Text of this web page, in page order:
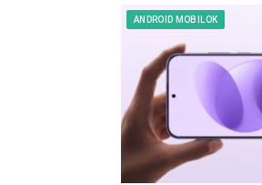
ANDROID MOBILOK